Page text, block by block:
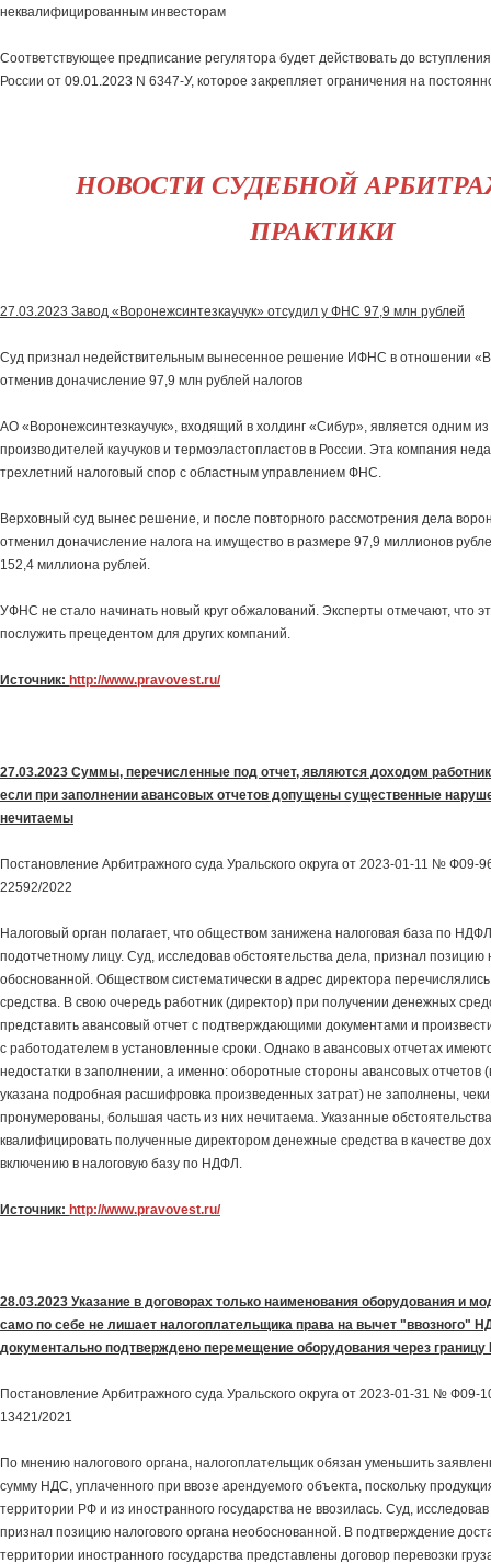
неквалифицированным инвесторам
Соответствующее предписание регулятора будет действовать до
России от 09.01.2023 N 6347-У, которое закрепляет ограничения на
НОВОСТИ СУДЕБНОЙ
ПРАКТИКИ
27.03.2023 Завод «Воронежсинтезкаучук» отсудил у ФНС 97,9 млн рублей
Суд признал недействительным вынесенное решение ИФНС в отношении
отменив доначисление 97,9 млн рублей налогов
АО «Воронежсинтезкаучук», входящий в холдинг «Сибур», является одним
производителей каучуков и термоэластопластов в России. Эта компания
трехлетний налоговый спор с областным управлением ФНС.
Верховный суд вынес решение, и после повторного рассмотрения дела
отменил доначисление налога на имущество в размере 97,9 миллионов
152,4 миллиона рублей.
УФНС не стало начинать новый круг обжалований. Эксперты отмечают, что
послужить прецедентом для других компаний.
Источник: http://www.pravovest.ru/
27.03.2023 Суммы, перечисленные под отчет, являются доходом
если при заполнении авансовых отчетов допущены существенные
нечитаемы
Постановление Арбитражного суда Уральского округа от 2023-01-11 № Ф09-
22592/2022
Налоговый орган полагает, что обществом занижена налоговая база по
подотчетному лицу. Суд, исследовав обстоятельства дела, признал позицию
обоснованной. Обществом систематически в адрес директора
средства. В свою очередь работник (директор) при получении денежных
представить авансовый отчет с подтверждающими документами и
с работодателем в установленные сроки. Однако в авансовых отчетах
недостатки в заполнении, а именно: оборотные стороны авансовых отчетов
указана подробная расшифровка произведенных затрат) не заполнены,
пронумерованы, большая часть из них нечитаема. Указанные
квалифицировать полученные директором денежные средства в качестве
включению в налоговую базу по НДФЛ.
Источник: http://www.pravovest.ru/
28.03.2023 Указание в договорах только наименования оборудования и
само по себе не лишает налогоплательщика права на вычет "ввозного"
документально подтверждено перемещение оборудования через
Постановление Арбитражного суда Уральского округа от 2023-01-31 № Ф09-
13421/2021
По мнению налогового органа, налогоплательщик обязан уменьшить
сумму НДС, уплаченного при ввозе арендуемого объекта, поскольку
территории РФ и из иностранного государства не ввозилась. Суд,
признал позицию налогового органа необоснованной. В подтверждение
территории иностранного государства представлены договор перевозки